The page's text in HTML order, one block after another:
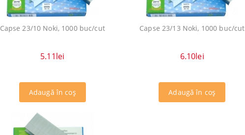
Capse 23/10 Noki, 1000 buc/cut
5.11lei
Capse 23/13 Noki, 1000 buc/cut
6.10lei